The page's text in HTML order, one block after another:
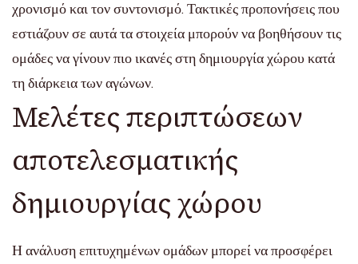
χρονισμό και τον συντονισμό. Τακτικές προπονήσεις που
εστιάζουν σε αυτά τα στοιχεία μπορούν να βοηθήσουν τις
ομάδες να γίνουν πιο ικανές στη δημιουργία χώρου κατά
τη διάρκεια των αγώνων.
Μελέτες περιπτώσεων
αποτελεσματικής
δημιουργίας χώρου
Η ανάλυση επιτυχημένων ομάδων μπορεί να προσφέρει